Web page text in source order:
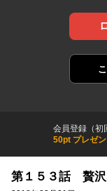
会員登録（初
50pt プレゼン
第１５３話 贅沢